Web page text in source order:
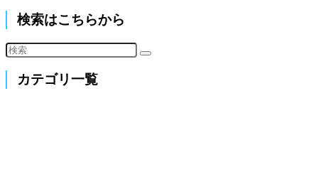
検索はこちらから
カテゴリ一覧